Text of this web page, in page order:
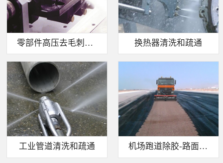
零部件高压去毛刺清洗 换热器清洗和疏通
工业管道清洗和疏通 机场跑道除胶-路面标线清除